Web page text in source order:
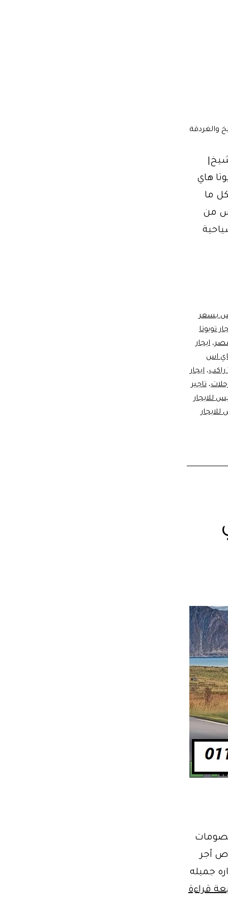
والغردقة
الشيخ|
هاي
ما
من
بسعر
تويوتا
، ايجار
اس
، ايجار
، تاجير
للايجار
أجر
بسياره جميله
قراءة